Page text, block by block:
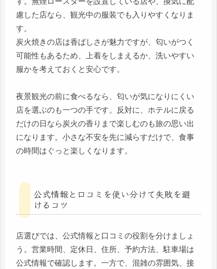
慮した店なら、観光中の服装でも入りやすくなりま
す。
炭火焼きの店は香ばしさが魅力ですが、匂いがつく
可能性もあるため、上着をしまえるか、洗いやすい
服かを考えておくと安心です。
夜景観光の前に食べるなら、匂いが気になりにくい
店を選ぶのも一つの手です。反対に、ホテルに戻る
だけの日なら炭火の香りまで楽しむのも旅の思い出
になります。小さな不安を先に減らすだけで、食事
の時間はぐっと楽しくなります。
公式情報と口コミを使い分けて失敗を避
けるコツ
店選びでは、公式情報と口コミの役割を分けましょ
う。営業時間、定休日、住所、予約方法、駐車場は
公式情報で確認します。一方で、混雑の雰囲気、接